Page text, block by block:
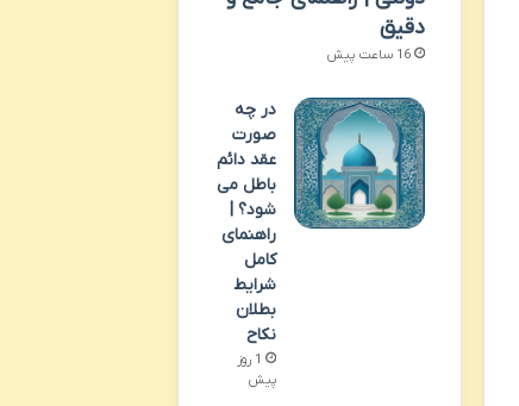
دقیق
16 ساعت پیش
در چه
صورت
عقد دائم
باطل می
شود؟ |
راهنمای
کامل
شرایط
بطلان
نکاح
1 روز
پیش